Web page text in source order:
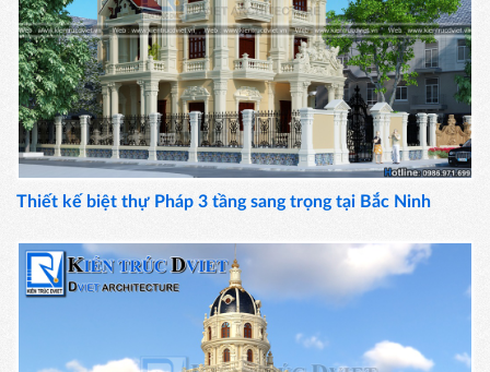
Thiết kế biệt thự Pháp 3 tầng sang trọng tại Bắc Ninh